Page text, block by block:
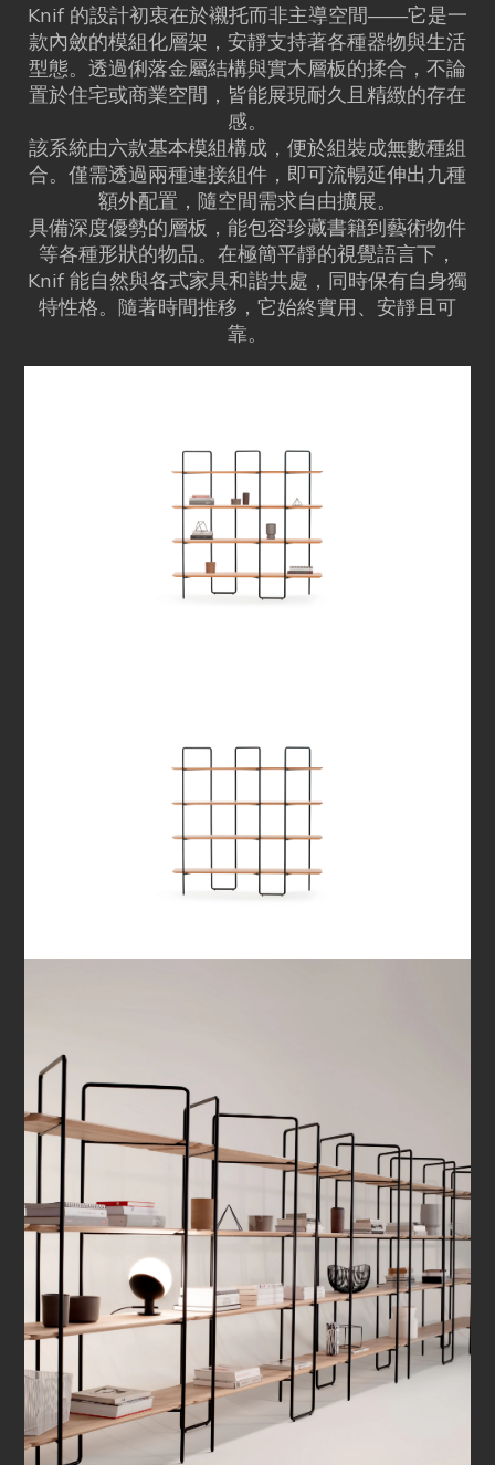
Knif 的設計初衷在於襯托而非主導空間——它是一
款內斂的模組化層架，安靜支持著各種器物與生活
型態。透過俐落金屬結構與實木層板的揉合，不論
置於住宅或商業空間，皆能展現耐久且精緻的存在
感。
該系統由六款基本模組構成，便於組裝成無數種組
合。僅需透過兩種連接組件，即可流暢延伸出九種
額外配置，隨空間需求自由擴展。
具備深度優勢的層板，能包容珍藏書籍到藝術物件
等各種形狀的物品。在極簡平靜的視覺語言下，
Knif 能自然與各式家具和諧共處，同時保有自身獨
特性格。隨著時間推移，它始終實用、安靜且可
靠。